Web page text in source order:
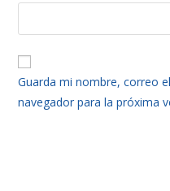
Guarda mi nombre, correo
navegador para la próxima